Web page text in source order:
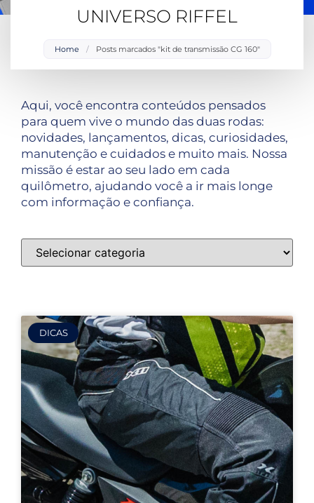
UNIVERSO RIFFEL
Home / Posts marcados "kit de transmissão CG 160"
Aqui, você encontra conteúdos pensados
para quem vive o mundo das duas rodas:
novidades, lançamentos, dicas, curiosidades,
manutenção e cuidados e muito mais. Nossa
missão é estar ao seu lado em cada
quilômetro, ajudando você a ir mais longe
com informação e confiança.
DICAS